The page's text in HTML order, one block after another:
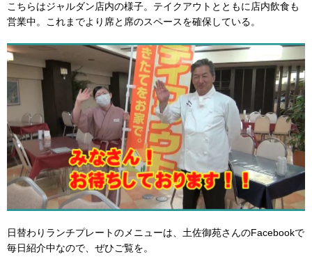
こちらはジャルダン店内の様子。テイクアウトとともに店内飲食も
営業中。これまでより席と席のスペースを確保している。
日替わりランチプレートのメニューは、土佐御苑さんのFacebookで
毎日紹介中なので、ぜひご覧を。